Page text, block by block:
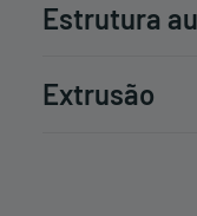
Estrutura
Extrusão